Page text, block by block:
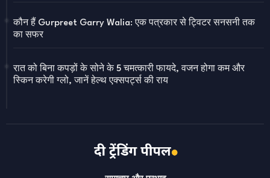
कौन हैं Gurpreet Garry Walia: एक पत्रकार से ट्विटर सनसनी तक
का सफर
रात को बिना कपड़ों के सोने के 5 चमत्कारी फायदे, वजन होगा कम और
स्किन करेगी ग्लो, जानें हेल्थ एक्सपर्ट्स की राय